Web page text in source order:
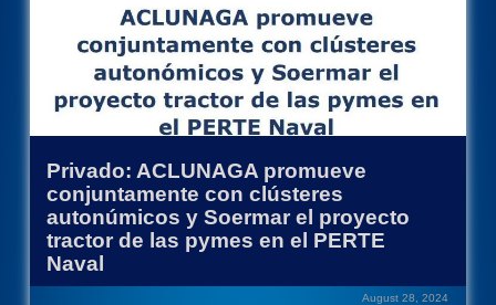
Privado: ACLUNAGA promueve
conjuntamente con clústeres
autonúmicos y Soermar el proyecto
tractor de las pymes en el PERTE
Naval
August 28, 2024